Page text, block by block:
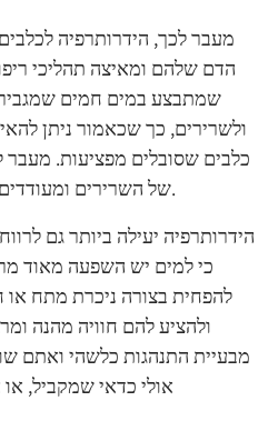
מעבר לכך, הידרותרפיה
הדם שלהם ומאיצה תהליכי
שמתבצע במים חמים
ולשרירים, כך שכאמור ניתן
כלבים שסובלים מפציעות.
של השרירים ומעודדים את הכלבים להרפות אותם.
הידרותרפיה יעילה ביותר גם
כי למים יש השפעה מאוד
להפחית בצורה ניכרת מתח או
ולהציע להם חוויה מהנה
מבעיית התנהגות כלשהי ואתם
אולי כדאי שמקביל, או